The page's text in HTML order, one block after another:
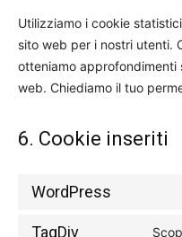
Utilizziamo i cookie
sito web per i nostri utenti.
otteniamo approfondimenti
web. Chiediamo il tuo
6. Cookie inseriti
WordPress
TagDiv